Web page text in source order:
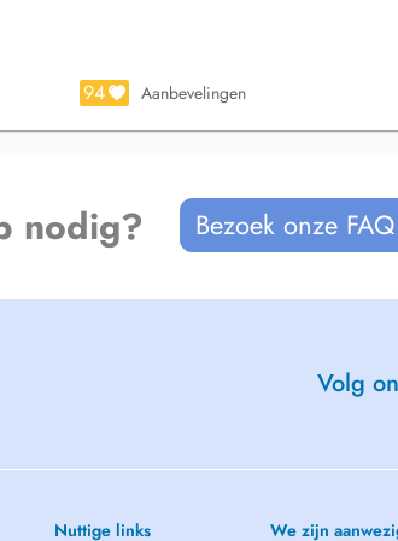
94 Aanbevelingen
nodig? Bezoek onze
Volg
Nuttige links We zijn